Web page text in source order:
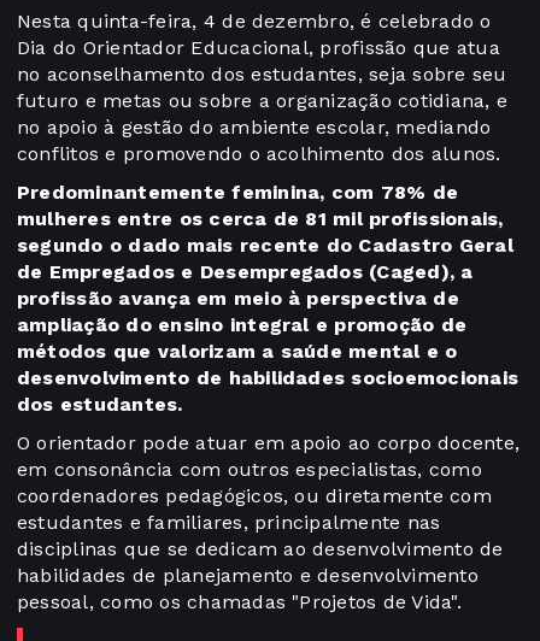
Nesta quinta-feira, 4 de dezembro, é celebrado o
Dia do Orientador Educacional, profissão que atua
no aconselhamento dos estudantes, seja sobre seu
futuro e metas ou sobre a organização cotidiana, e
no apoio à gestão do ambiente escolar, mediando
conflitos e promovendo o acolhimento dos alunos.
Predominantemente feminina, com 78% de
mulheres entre os cerca de 81 mil profissionais,
segundo o dado mais recente do Cadastro Geral
de Empregados e Desempregados (Caged), a
profissão avança em meio à perspectiva de
ampliação do ensino integral e promoção de
métodos que valorizam a saúde mental e o
desenvolvimento de habilidades socioemocionais
dos estudantes.
O orientador pode atuar em apoio ao corpo docente,
em consonância com outros especialistas, como
coordenadores pedagógicos, ou diretamente com
estudantes e familiares, principalmente nas
disciplinas que se dedicam ao desenvolvimento de
habilidades de planejamento e desenvolvimento
pessoal, como os chamadas "Projetos de Vida".